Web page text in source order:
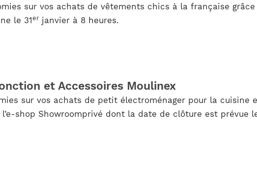
sur vos achats de vêtements chics à la française
le 31er janvier à 8 heures.
et Accessoires Moulinex
sur vos achats de petit électroménager pour la
shop Showroomprivé dont la date de clôture est prévue